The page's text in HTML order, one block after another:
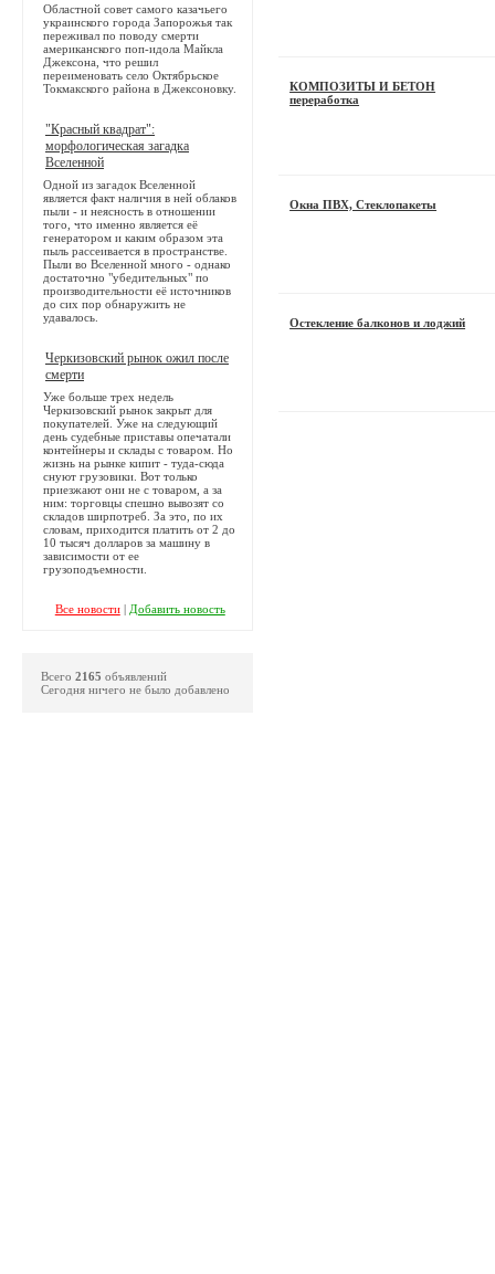
КОМПОЗИТЫ И БЕТОН
переработка
Окна ПВХ, Стеклопакеты
Остекление балконов и лоджий
Областной совет самого казачьего
украинского города Запорожья так
переживал по поводу смерти
американского поп-идола Майкла
Джексона, что решил
переименовать село Октябрьское
Токмакского района в Джексоновку.
"Красный квадрат":
морфологическая загадка
Вселенной
Одной из загадок Вселенной
является факт наличия в ней облаков
пыли - и неясность в отношении
того, что именно является её
генератором и каким образом эта
пыль рассеивается в пространстве.
Пыли во Вселенной много - однако
достаточно "убедительных" по
производительности её источников
до сих пор обнаружить не
удавалось.
Черкизовский рынок ожил после
смерти
Уже больше трех недель
Черкизовский рынок закрыт для
покупателей. Уже на следующий
день судебные приставы опечатали
контейнеры и склады с товаром. Но
жизнь на рынке кипит - туда-сюда
снуют грузовики. Вот только
приезжают они не с товаром, а за
ним: торговцы спешно вывозят со
складов ширпотреб. За это, по их
словам, приходится платить от 2 до
10 тысяч долларов за машину в
зависимости от ее
грузоподъемности.
Все новости| Добавить новость
Всего 2165 объявлений
Сегодня ничего не было добавлено